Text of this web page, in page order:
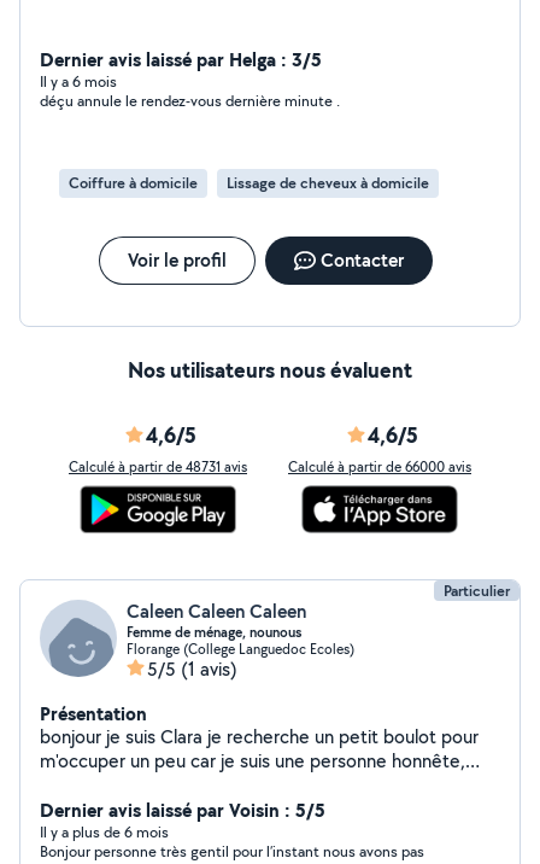
Dernier avis laissé par Helga : 3/5
Il y a 6 mois
déçu annule le rendez-vous dernière minute .
Coiffure à domicile Lissage de cheveux à domicile
Voir le profil Contacter
Nos utilisateurs nous évaluent
4,6/5
Calculé à partir de 48731 avis
4,6/5
Calculé à partir de 66000 avis
Particulier
Caleen Caleen Caleen
Femme de ménage, nounous
Florange (College Languedoc Ecoles)
5/5 (1 avis)
Présentation
bonjour je suis Clara je recherche un petit boulot pour
m'occuper un peu car je suis une personne honnête,
Dernier avis laissé par Voisin : 5/5
Il y a plus de 6 mois
Bonjour personne très gentil pour l’instant nous avons pas